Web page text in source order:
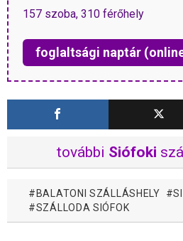
157 szoba, 310 férőhely
foglaltsági naptár
további Siófoki
BALATONI SZÁLLÁSHELY
SZÁLLODA SIÓFOK